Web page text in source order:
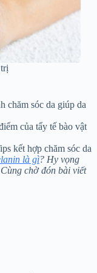
chăm sóc da giúp da
của tẩy tế bào vật
kết hợp chăm sóc da
là gì? Hy vọng
chờ đón bài viết